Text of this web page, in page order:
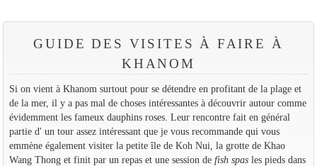
GUIDE DES VISITES À FAIRE À
KHANOM
Si on vient à Khanom surtout pour se détendre en profitant de la plage et
de la mer, il y a pas mal de choses intéressantes à découvrir autour comme
évidemment les fameux dauphins roses. Leur rencontre fait en général
partie d' un tour assez intéressant que je vous recommande qui vous
emmène également visiter la petite île de Koh Nui, la grotte de Khao
Wang Thong et finit par un repas et une session de fish spasles pieds dans